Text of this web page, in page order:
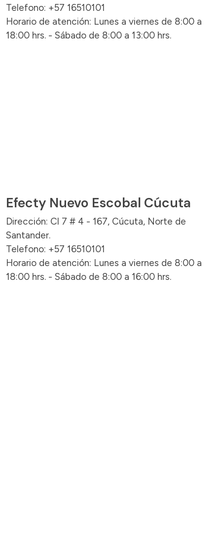
Telefono: +57 16510101
Horario de atención: Lunes a viernes de 8:00 a
18:00 hrs. - Sábado de 8:00 a 13:00 hrs.
Efecty Nuevo Escobal Cúcuta
Dirección: Cl 7 # 4 - 167, Cúcuta, Norte de
Santander.
Telefono: +57 16510101
Horario de atención: Lunes a viernes de 8:00 a
18:00 hrs. - Sábado de 8:00 a 16:00 hrs.